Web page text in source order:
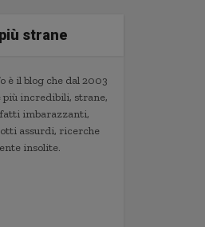
strane
è il blog che dal 2003
incredibili, strane,
imbarazzanti,
assurdi, ricerche
insolite.